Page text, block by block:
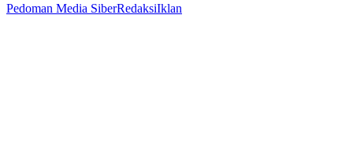
Pedoman Media SiberRedaksiIklan